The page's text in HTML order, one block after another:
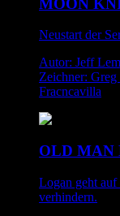
Neustart der
Autor: Jeff
Zeichner: Greg
Fracncavilla
OLD MAN
Logan geht auf
verhindern.